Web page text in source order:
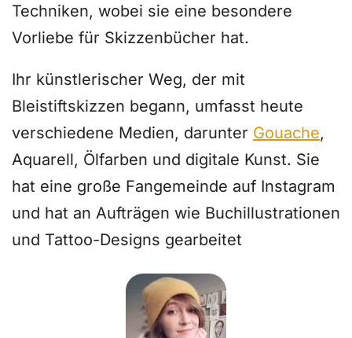
Techniken, wobei sie eine besondere
Vorliebe für Skizzenbücher hat.
Ihr künstlerischer Weg, der mit
Bleistiftskizzen begann, umfasst heute
verschiedene Medien, darunter Gouache,
Aquarell, Ölfarben und digitale Kunst. Sie
hat eine große Fangemeinde auf Instagram
und hat an Aufträgen wie Buchillustrationen
und Tattoo-Designs gearbeitet